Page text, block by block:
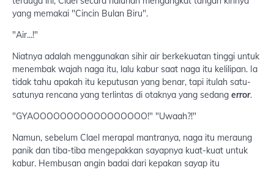
yang memakai "Cincin Bulan Biru".
"Air...!"
Niatnya adalah menggunakan sihir air berkekuatan tinggi untuk
menembak wajah naga itu, lalu kabur saat naga itu kelilipan. Ia
tidak tahu apakah itu keputusan yang benar, tapi itulah satu-
satunya rencana yang terlintas di otaknya yang sedang error.
"GYAOOOOOOOOOOOOOOOOO!" "Uwaah?!"
Namun, sebelum Clael merapal mantranya, naga itu meraung
panik dan tiba-tiba mengepakkan sayapnya kuat-kuat untuk
kabur. Hembusan angin badai dari kepakan sayap itu